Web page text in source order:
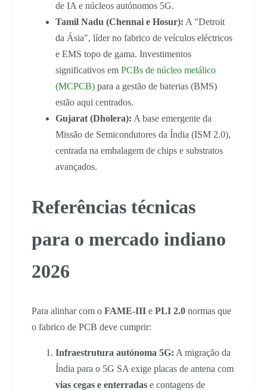
de IA e núcleos autónomos 5G.
Tamil Nadu (Chennai e Hosur): A "Detroit
da Ásia", líder no fabrico de veículos eléctricos
e EMS topo de gama. Investimentos
significativos em PCBs de núcleo metálico
(MCPCB) para a gestão de baterias (BMS)
estão aqui centrados.
Gujarat (Dholera): A base emergente da
Missão de Semicondutores da Índia (ISM 2.0),
centrada na embalagem de chips e substratos
avançados.
Referências técnicas
para o mercado indiano
2026
Para alinhar com o FAME-III e PLI 2.0 normas que
o fabrico de PCB deve cumprir:
Infraestrutura autónoma 5G: A migração da
Índia para o 5G SA exige placas de antena com
vias cegas e enterradas e contagens de